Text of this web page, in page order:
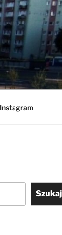
Instagram
Szukaj